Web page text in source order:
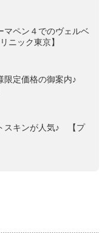
ペン４でのヴェルベ
ニック東京】
限定価格の御案内♪
スキンが人気♪ 【プ